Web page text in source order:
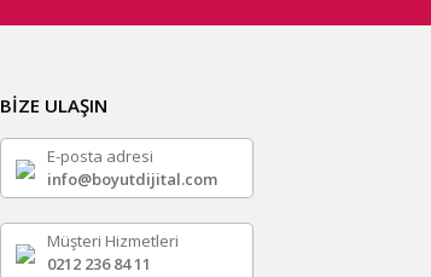
BİZE ULAŞIN
E-posta adresi
info@boyutdijital.com
Müşteri Hizmetleri
0212 236 84 11